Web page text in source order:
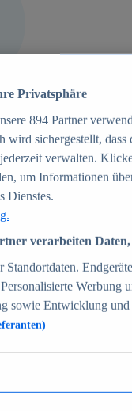
39.000 Online-Shops
70+
Privatsphäre
894 Partner
wird sichergestellt,
verwalten.
um Informationen
Dienstes.
verarbeiten
Standortdaten.
Werbung
sowie Entwicklung